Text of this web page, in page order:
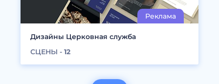
Дизайны Церковная служба
СЦЕНЫ - 12